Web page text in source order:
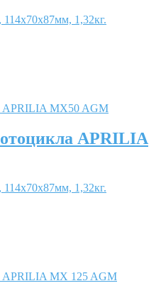
1,32кг.
APRILIA
1,32кг.